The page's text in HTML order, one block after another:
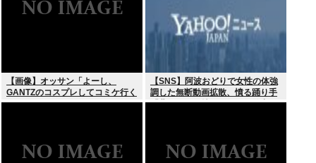
【画像】オッサン「よーし、
GANTZのコスプレしてコミケ行く
かー」
【SNS】阿波おどりで女性の体強
調した無断動画拡散、憤る踊り手
「悲しいし気持ち悪い」…警察へ